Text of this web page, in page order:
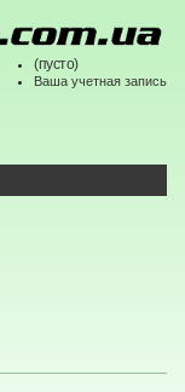
(пусто)
Ваша учетная запись